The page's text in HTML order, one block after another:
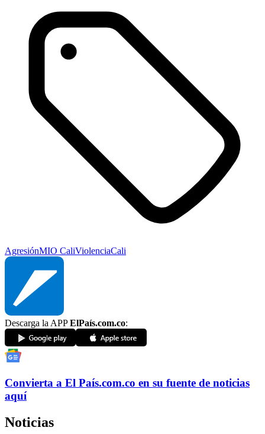
AgresiónMIO CaliViolenciaCali
Descarga la APPElPaís.com.co:
Convierta a El País.com.co en su fuente de noticias
aquí
Noticias